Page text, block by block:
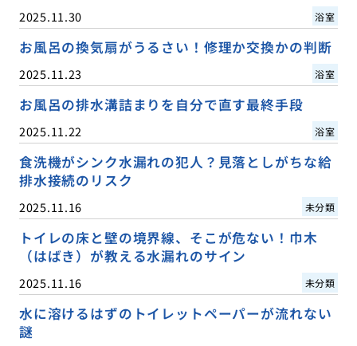
2025.11.30 浴室
お風呂の換気扇がうるさい！修理か交換かの判断
2025.11.23 浴室
お風呂の排水溝詰まりを自分で直す最終手段
2025.11.22 浴室
食洗機がシンク水漏れの犯人？見落としがちな給
排水接続のリスク
2025.11.16 未分類
トイレの床と壁の境界線、そこが危ない！巾木
（はばき）が教える水漏れのサイン
2025.11.16 未分類
水に溶けるはずのトイレットペーパーが流れない
謎